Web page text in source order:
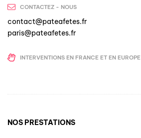
CONTACTEZ - NOUS
contact@pateafetes.fr
paris@pateafetes.fr
INTERVENTIONS EN FRANCE ET EN EUROPE
NOS PRESTATIONS